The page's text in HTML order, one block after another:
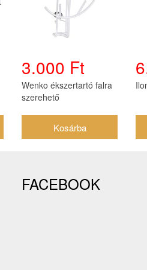
3.000 Ft
Wenko ékszertartó falra
szerehető
FACEBOOK